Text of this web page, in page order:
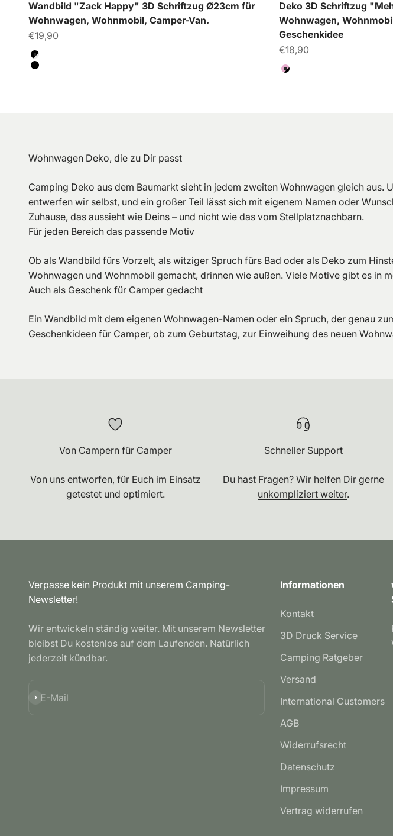
Wandbild "Zack Happy" 3D Schriftzug Ø23cm für
Wohnwagen, Wohnmobil, Camper-Van.
Angebot
€19,90
Farbe
Schwarz/gebrochenes Weiß
Schwarz
Deko 3D Schriftzug
Wohnwagen,
Geschenkidee
Angebot
€18,90
Farbe
Pink/Schwarz
Wohnwagen Deko, die zu Dir passt
Camping Deko aus dem Baumarkt sieht in jedem zweiten Wohnwagen gleich
entwerfen wir selbst, und ein großer Teil lässt sich mit eigenem Namen oder
Zuhause, das aussieht wie Deins – und nicht wie das vom Stellplatznachbarn.
Für jeden Bereich das passende Motiv
Ob als Wandbild fürs Vorzelt, als witziger Spruch fürs Bad oder als Deko zum
Wohnwagen und Wohnmobil gemacht, drinnen wie außen. Viele Motive gibt es in
Auch als Geschenk für Camper gedacht
Ein Wandbild mit dem eigenen Wohnwagen-Namen oder ein Spruch, der genau
Geschenkideen für Camper, ob zum Geburtstag, zur Einweihung des neuen
Von Campern für Camper
Von uns entworfen, für Euch im Einsatz
getestet und optimiert.
Schneller Support
Du hast Fragen? Wir helfen Dir gerne
unkompliziert weiter.
Verpasse kein Produkt mit unserem Camping-
Newsletter!
Wir entwickeln ständig weiter. Mit unserem Newsletter
bleibst Du kostenlos auf dem Laufenden. Natürlich
jederzeit kündbar.
E-Mail
Abonnieren
Informationen
Kontakt
3D Druck Service
Camping Ratgeber
Versand
International Customers
AGB
Widerrufsrecht
Datenschutz
Impressum
Vertrag widerrufen